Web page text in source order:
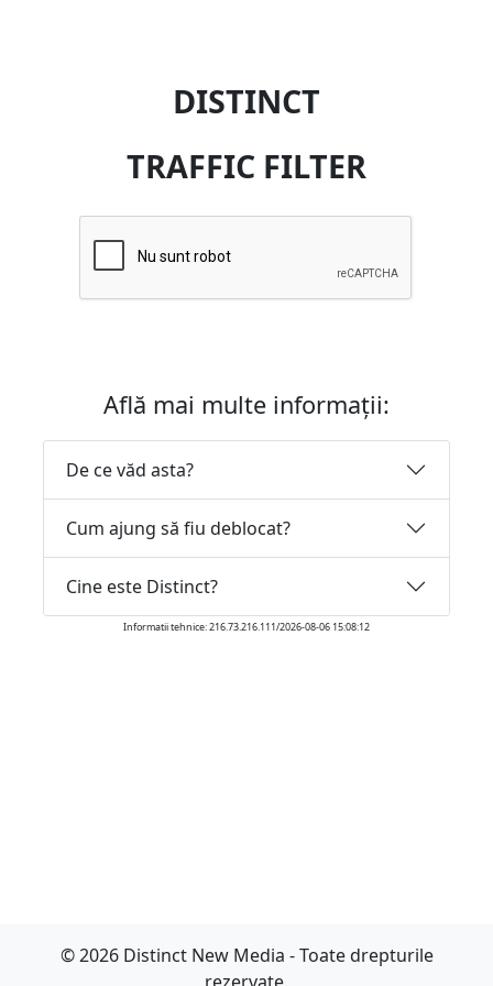
DISTINCT
TRAFFIC FILTER
Află mai multe informații:
De ce văd asta?
Cum ajung să fiu deblocat?
Cine este Distinct?
Informatii tehnice: 216.73.216.111/2026-08-06 15:08:12
© 2026 Distinct New Media - Toate drepturile